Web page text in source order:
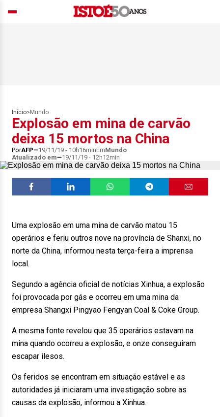
Início> Mundo
Explosão em mina de carvão
deixa 15 mortos na China
PorAFP 19/11/19 - 10h16minEmMundo
Atualizado em
19/11/19 - 12h12min
Uma explosão em uma mina de carvão matou 15
operários e feriu outros nove na província de Shanxi, no
norte da China, informou nesta terça-feira a imprensa
local.
Segundo a agência oficial de notícias Xinhua, a explosão
foi provocada por gás e ocorreu em uma mina da
empresa Shangxi Pingyao Fengyan Coal & Coke Group.
A mesma fonte revelou que 35 operários estavam na
mina quando ocorreu a explosão, e onze conseguiram
escapar ilesos.
Os feridos se encontram em situação estável e as
autoridades já iniciaram uma investigação sobre as
causas da explosão, informou a Xinhua.